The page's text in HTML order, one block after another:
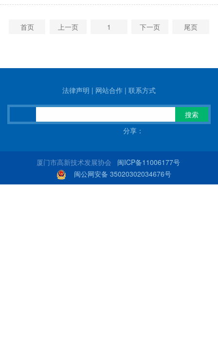
首页 上一页 1 下一页 尾页
法律声明 | 网站合作 | 联系方式
搜索
分享：
厦门市高新技术发展协会 闽ICP备11006177号
闽公网安备 35020302034676号